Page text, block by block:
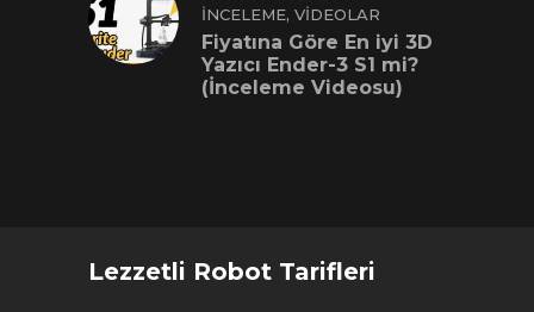
İNCELEME, VIDEOLAR
Fiyatına Göre En iyi 3D
Yazıcı Ender-3 S1 mi?
(İnceleme Videosu)
Lezzetli Robot Tarifleri